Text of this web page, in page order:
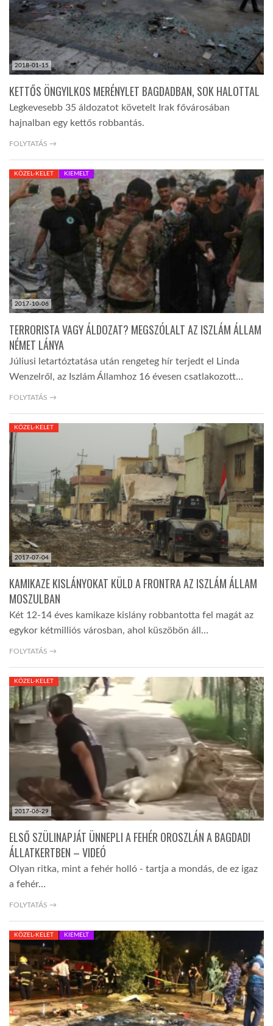
AFRIKA TUDÁSTÁR
A NAP SZÉPE
LINKTR.EE
DOBRAVERO.HU
LATIMO.HU
GLOBOBOOK
2018-01-15
KETTŐS ÖNGYILKOS MERÉNYLET BAGDADBAN, SOK HALOTTAL
Legkevesebb 35 áldozatot követelt Irak fővárosában
hajnalban egy kettős robbantás.
FOLYTATÁS →
2017-10-06
KÖZEL-KELET KIEMELT
TERRORISTA VAGY ÁLDOZAT? MEGSZÓLALT AZ ISZLÁM ÁLLAM
NÉMET LÁNYA
Júliusi letartóztatása után rengeteg hír terjedt el Linda
Wenzelről, az Iszlám Államhoz 16 évesen csatlakozott…
FOLYTATÁS →
2017-07-04
KÖZEL-KELET
KAMIKAZE KISLÁNYOKAT KÜLD A FRONTRA AZ ISZLÁM ÁLLAM
MOSZULBAN
Két 12-14 éves kamikaze kislány robbantotta fel magát az
egykor kétmilliós városban, ahol küszöbön áll…
FOLYTATÁS →
2017-06-29
KÖZEL-KELET
ELSŐ SZÜLINAPJÁT ÜNNEPLI A FEHÉR OROSZLÁN A BAGDADI
ÁLLATKERTBEN – VIDEÓ
Olyan ritka, mint a fehér holló - tartja a mondás, de ez igaz
a fehér…
FOLYTATÁS →
KÖZEL-KELET KIEMELT